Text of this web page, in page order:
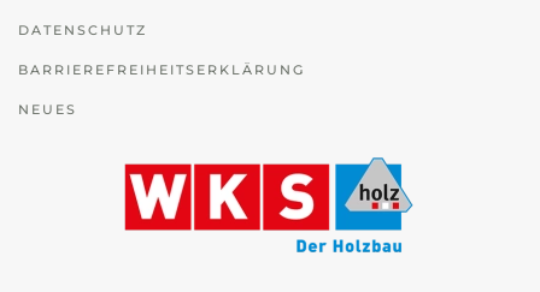
DATENSCHUTZ
BARRIEREFREIHEITSERKLÄRUNG
NEUES